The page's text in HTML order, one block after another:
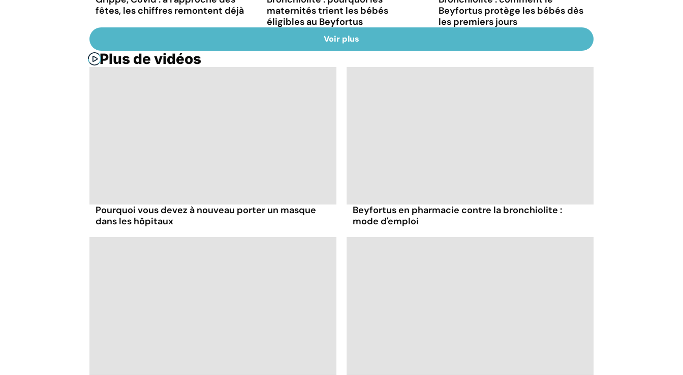
fêtes, les chiffres remontent déjà
maternités trient les bébés
éligibles au Beyfortus
Beyfortus protège les bébés dès
les premiers jours
Voir plus
Plus de vidéos
Pourquoi vous devez à nouveau porter un masque
dans les hôpitaux
Beyfortus en pharmacie contre la bronchiolite :
mode d'emploi